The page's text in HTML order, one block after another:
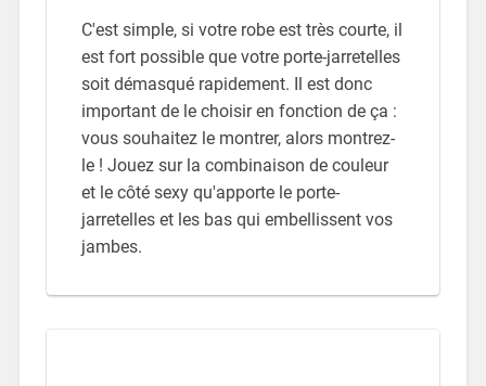
C'est simple, si votre robe est très courte, il
est fort possible que votre porte-jarretelles
soit démasqué rapidement. Il est donc
important de le choisir en fonction de ça :
vous souhaitez le montrer, alors montrez-
le ! Jouez sur la combinaison de couleur
et le côté sexy qu'apporte le porte-
jarretelles et les bas qui embellissent vos
jambes.